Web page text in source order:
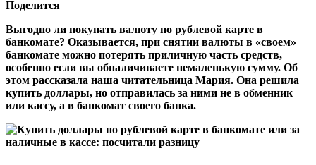
Поделится
Выгодно ли покупать валюту по рублевой карте в
банкомате? Оказывается, при снятии валюты в «своем»
банкомате можно потерять приличную часть средств,
особенно если вы обналичиваете немаленькую сумму. Об
этом рассказала наша читательница Мария. Она решила
купить доллары, но отправилась за ними не в обменник
или кассу, а в банкомат своего банка.